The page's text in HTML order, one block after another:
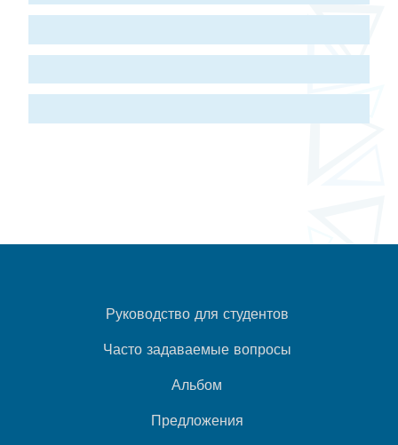
Руководство для студентов
Часто задаваемые вопросы
Альбом
Предложения